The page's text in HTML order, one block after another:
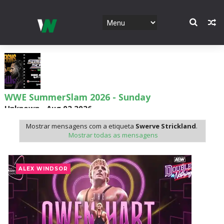
WWE SummerSlam 2026 - Sunday
Unknown Aug 02 2026
WWE Main Event, July 30, 2026
Unknown-Aug 02 2026
Lucha Libre AAA: Verano De Escándalo 2026 -
Semana 2
Mostrar mensagens com a etiqueta Swerve Strickland.
Mostrar todas as mensagens
ALEX WINDSOR